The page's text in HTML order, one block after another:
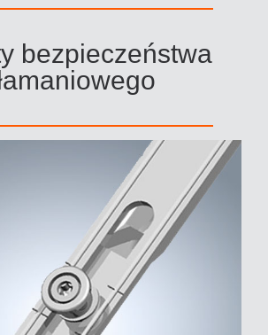
bezpieczeństwa